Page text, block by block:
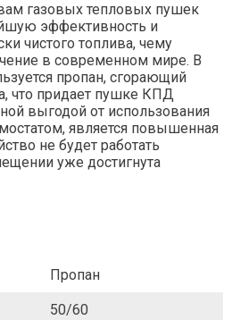
газовых тепловых пушек
эффективность и
чистого топлива, чему
в современном мире. В
пропан, сгорающий
что придает пушке КПД
выгодой от использования
является повышенная
не будет работать
уже достигнута
Пропан
50/60